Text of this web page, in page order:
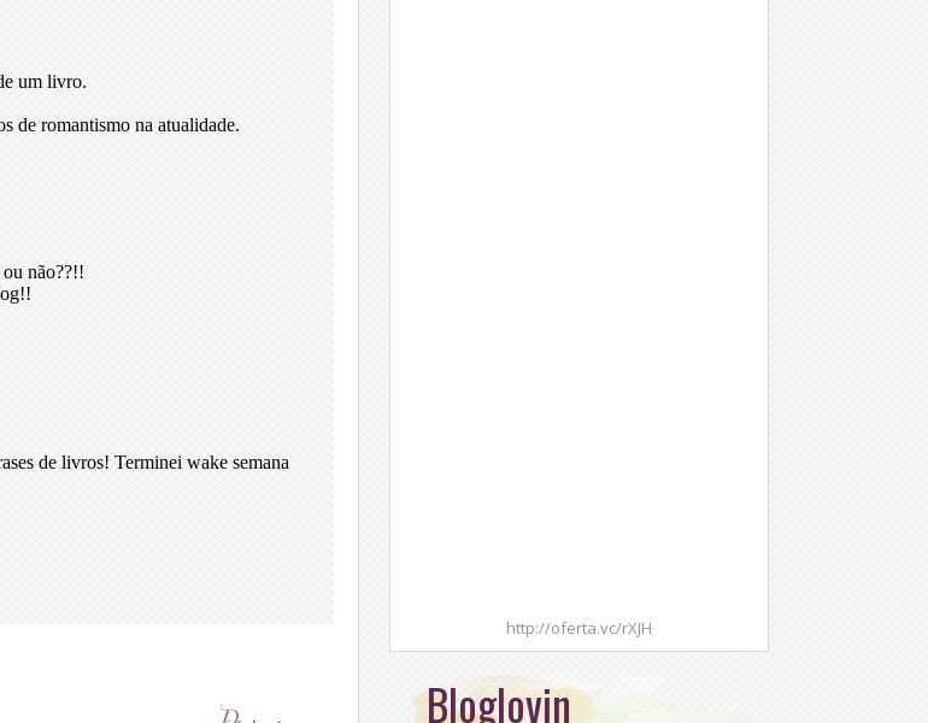
http://oferta.vc/rXJH
Bloglovin